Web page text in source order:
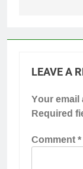
LEAVE A
Your
Required
Comment*